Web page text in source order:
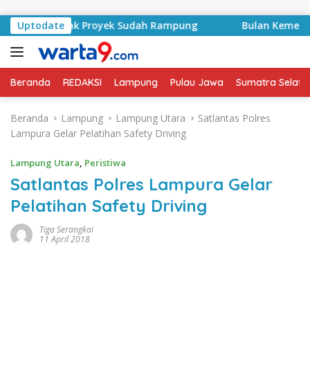
UptodateProyek Sudah Rampung Bulan
Beranda REDAKSI Lampung Pulau Jawa Sumatra
Beranda Lampung Lampung Utara
Satlantas Polres
Lampura Gelar Pelatihan Safety Driving
Lampung Utara, Peristiwa
Satlantas Polres Lampura Gelar
Pelatihan Safety Driving
Tiga Serangkai
11 April 2018